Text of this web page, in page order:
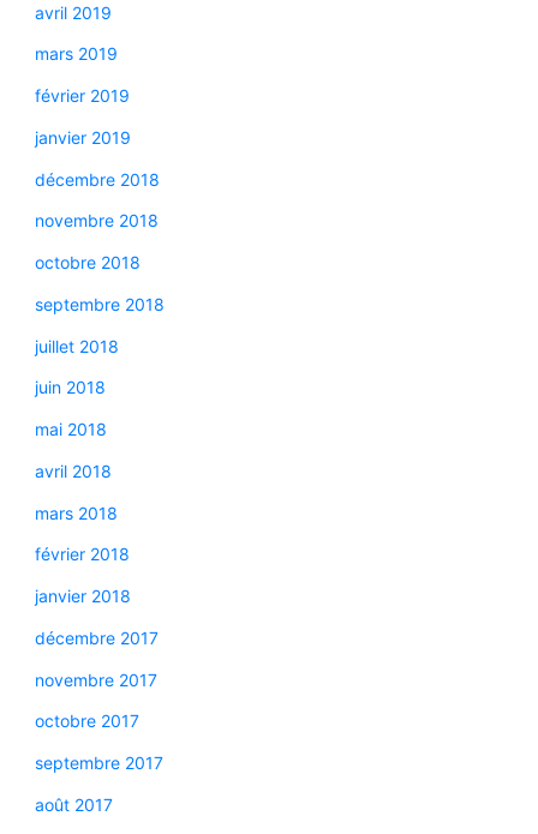
avril 2019
mars 2019
février 2019
janvier 2019
décembre 2018
novembre 2018
octobre 2018
septembre 2018
juillet 2018
juin 2018
mai 2018
avril 2018
mars 2018
février 2018
janvier 2018
décembre 2017
novembre 2017
octobre 2017
septembre 2017
août 2017